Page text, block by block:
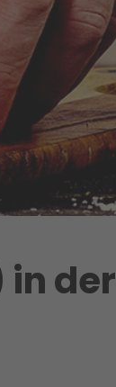
der